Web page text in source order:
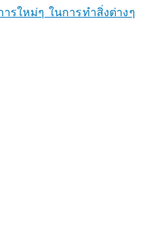
รใหม่ๆ ในการทำสิ่งต่างๆ